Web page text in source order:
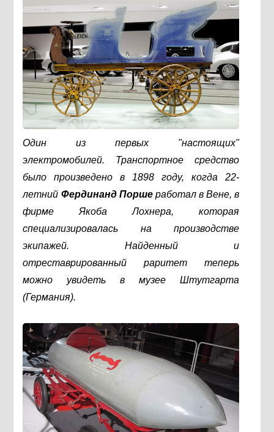
Один из первых "настоящих"
электромобилей. Транспортное средство
было произведено в 1898 году, когда 22-
летний Фердинанд Поршеработал в Вене, в
фирме Якоба Лохнера, которая
специализировалась на производстве
экипажей. Найденный и
отреставрированный раритет теперь
можно увидеть в музее Штутгарта
(Германия).